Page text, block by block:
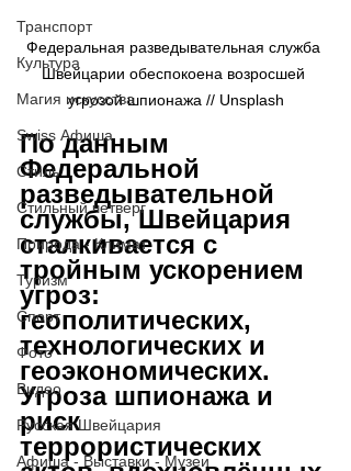
Транспорт
Культура
Магия искусства
Swiss Афиша
Стиль
Стильный четверг
Природа - Климат
Туризм
Спорт
Фото
Видео
Русская Швейцария
Афиша - Выставки - Музеи
Федеральная разведывательная служба
Швейцарии обеспокоена возросшей
угрозой шпионажа // Unsplash
По данным
Федеральной
разведывательной
службы, Швейцария
сталкивается с
тройным ускорением
угроз:
геополитических,
технологических и
геоэкономических.
Угроза шпионажа и
риск
террористических